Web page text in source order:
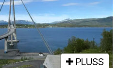
PLUSS